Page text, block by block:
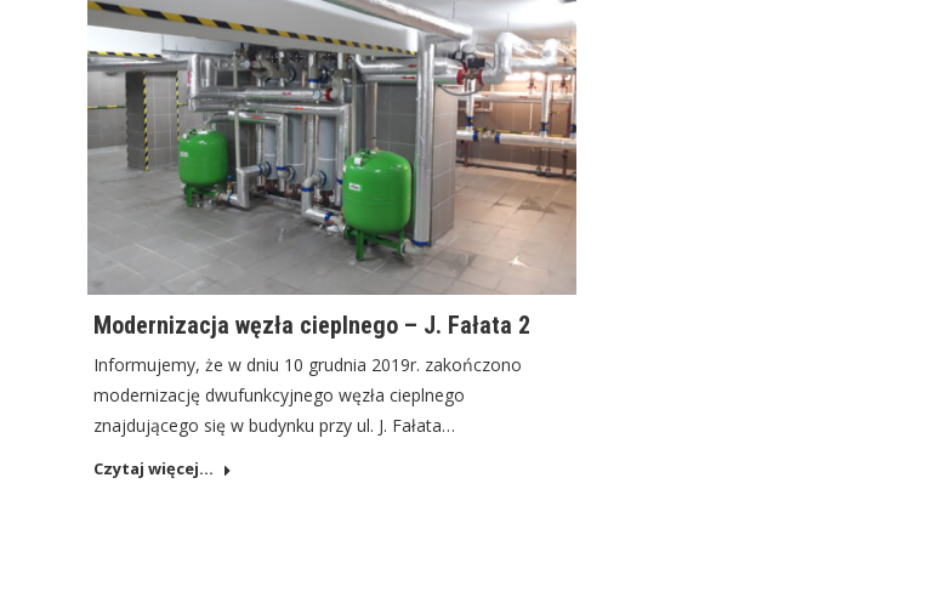
Modernizacja węzła cieplnego – J. Fałata 2
Informujemy, że w dniu 10 grudnia 2019r. zakończono
modernizację dwufunkcyjnego węzła cieplnego
znajdującego się w budynku przy ul. J. Fałata…
Czytaj więcej...